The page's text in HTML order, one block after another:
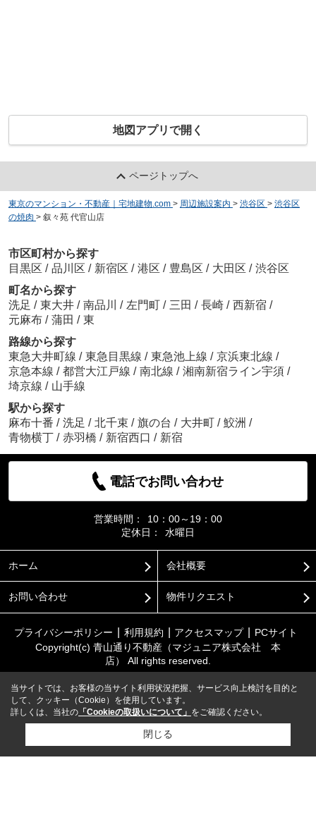
地図アプリで開く
ページトップへ
東京のマンション・不動産｜宅地建物.com > 周辺施設案内 > 渋谷区 > 渋谷区
の焼肉 > 叙々苑 代官山店
市区町村から探す
目黒区 / 品川区 / 新宿区 / 港区 / 豊島区 / 大田区 / 渋谷区
町名から探す
洗足 / 東大井 / 南品川 / 左門町 / 三田 / 長崎 / 西新宿 /
元麻布 / 蒲田 / 東
路線から探す
東急大井町線 / 東急目黒線 / 東急池上線 / 京浜東北線 /
京急本線 / 都営大江戸線 / 南北線 / 湘南新宿ライン宇須 /
埼京線 / 山手線
駅から探す
麻布十番 / 洗足 / 北千束 / 旗の台 / 大井町 / 鮫洲 /
青物横丁 / 赤羽橋 / 新宿西口 / 新宿
電話でお問い合わせ
営業時間：
10：00～19：00
定休日：
水曜日
ホーム 会社概要
お問い合わせ 物件リクエスト
プライバシーポリシー 利用規約 アクセスマップ
PCサイト
Copyright(c) 青山通り不動産（マジュニア株式会社 本
店） All rights reserved.
当サイトでは、お客様の当サイト利用状況把握、サービス向上検討を目的と
して、クッキー（Cookie）を使用しています。
詳しくは、当社の 「Cookieの取扱いについて」 をご確認ください。
閉じる